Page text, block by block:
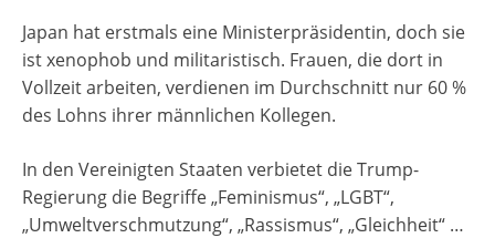
Japan hat erstmals eine Ministerpräsidentin, doch sie
ist xenophob und militaristisch. Frauen, die dort in
Vollzeit arbeiten, verdienen im Durchschnitt nur 60 %
des Lohns ihrer männlichen Kollegen.
In den Vereinigten Staaten verbietet die Trump-
Regierung die Begriffe „Feminismus“, „LGBT“,
„Umweltverschmutzung“, „Rassismus“, „Gleichheit“ …